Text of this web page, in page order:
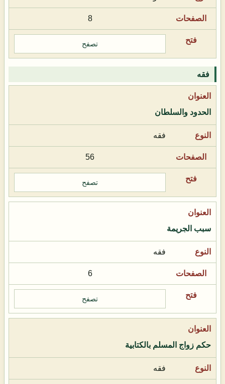
8
تصفح
فقه
الحدود والسلطان
فقه
56
تصفح
سبب الجريمة
فقه
6
تصفح
حكم زواج المسلم بالكتابية
فقه